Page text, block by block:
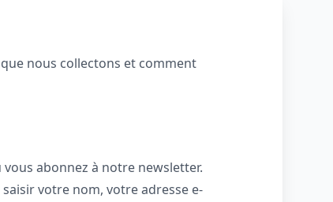
nous collectons et comment
abonnez à notre newsletter.
votre nom, votre adresse e-